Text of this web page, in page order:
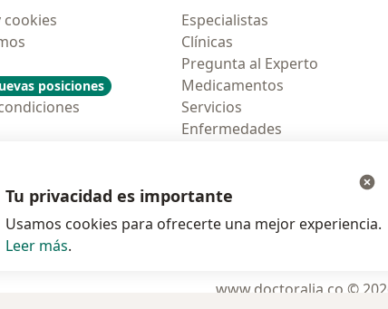
cookies
posiciones
Especialistas
Clínicas
Pregunta al Experto
Medicamentos
Servicios
Enfermedades
Polska se abre en una nueva
se abre en unase
www.doctoralia.co ©
Tu privacidad es importante
Usamos cookies para ofrecerte una mejor experiencia.
Leer más.